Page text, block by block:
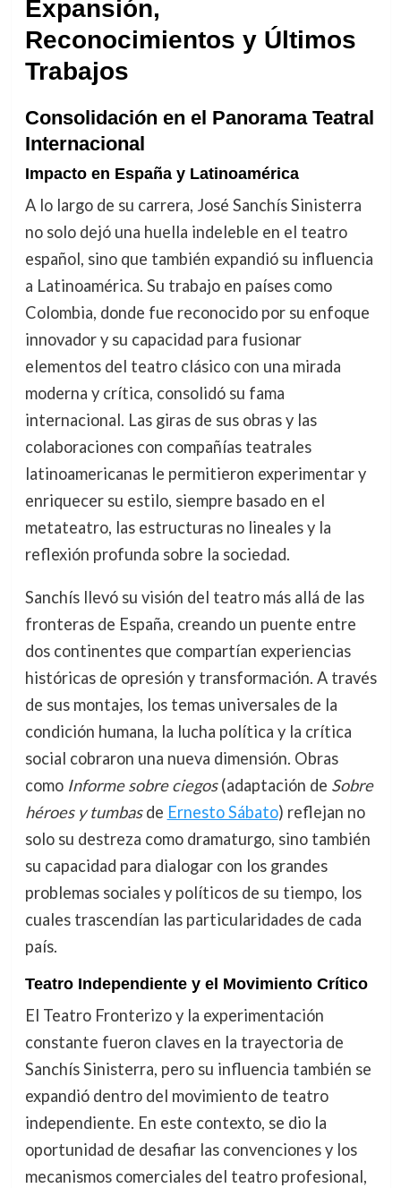
Expansión,
Reconocimientos y Últimos
Trabajos
Consolidación en el Panorama Teatral
Internacional
Impacto en España y Latinoamérica
A lo largo de su carrera, José Sanchís Sinisterra
no solo dejó una huella indeleble en el teatro
español, sino que también expandió su influencia
a Latinoamérica. Su trabajo en países como
Colombia, donde fue reconocido por su enfoque
innovador y su capacidad para fusionar
elementos del teatro clásico con una mirada
moderna y crítica, consolidó su fama
internacional. Las giras de sus obras y las
colaboraciones con compañías teatrales
latinoamericanas le permitieron experimentar y
enriquecer su estilo, siempre basado en el
metateatro, las estructuras no lineales y la
reflexión profunda sobre la sociedad.
Sanchís llevó su visión del teatro más allá de las
fronteras de España, creando un puente entre
dos continentes que compartían experiencias
históricas de opresión y transformación. A través
de sus montajes, los temas universales de la
condición humana, la lucha política y la crítica
social cobraron una nueva dimensión. Obras
como Informe sobre ciegos(adaptación de Sobre
héroes y tumbasde Ernesto Sábato) reflejan no
solo su destreza como dramaturgo, sino también
su capacidad para dialogar con los grandes
problemas sociales y políticos de su tiempo, los
cuales trascendían las particularidades de cada
país.
Teatro Independiente y el Movimiento Crítico
El Teatro Fronterizo y la experimentación
constante fueron claves en la trayectoria de
Sanchís Sinisterra, pero su influencia también se
expandió dentro del movimiento de teatro
independiente. En este contexto, se dio la
oportunidad de desafiar las convenciones y los
mecanismos comerciales del teatro profesional,